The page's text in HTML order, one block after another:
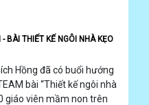
BÀI THIẾT KẾ NGÔI NHÀ KẸO
Hồng đã có buổi hướng
bài “Thiết kế ngôi nhà
giáo viên mầm non trên